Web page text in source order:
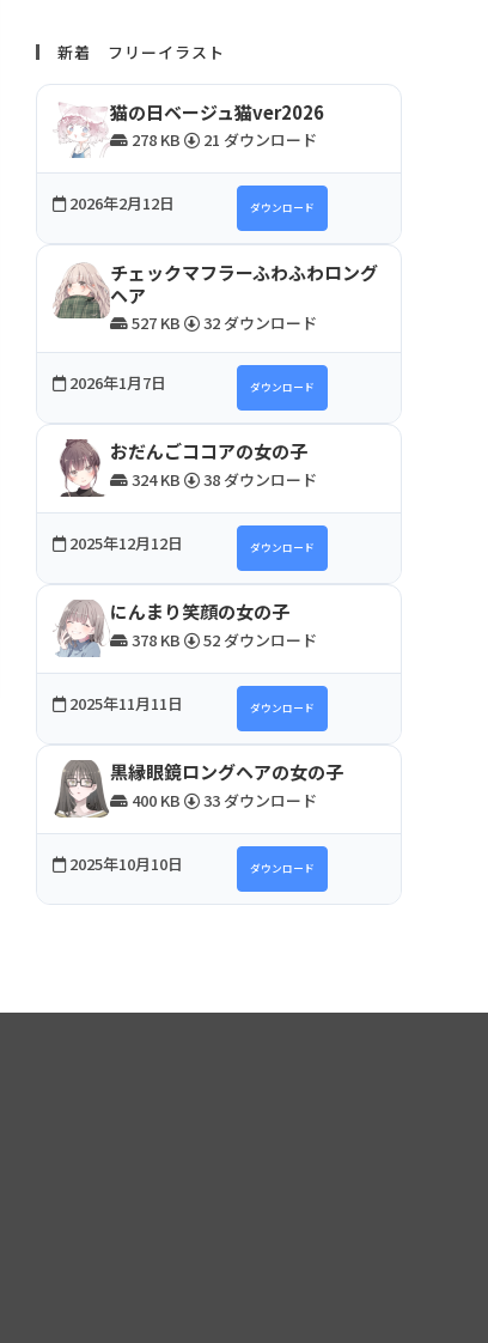
新着 フリーイラスト
猫の日ベージュ猫ver2026
278 KB 21 ダウンロード
2026年2月12日 ダウンロード
チェックマフラーふわふわロング
ヘア
527 KB 32 ダウンロード
2026年1月7日 ダウンロード
おだんごココアの女の子
324 KB 38 ダウンロード
2025年12月12日 ダウンロード
にんまり笑顔の女の子
378 KB 52 ダウンロード
2025年11月11日 ダウンロード
黒縁眼鏡ロングヘアの女の子
400 KB 33 ダウンロード
2025年10月10日 ダウンロード